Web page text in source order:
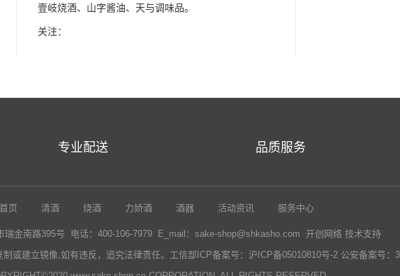
壹岐烧酒、山字酱油、天与调味品。
关注：
专业配送 品质服务
页 清酒 烧酒 力娇酒 酒器 活动资讯 服务中心
瑞金南路395号 电话：400-106-7979 E_mail：sake-shop@shkasho.com 开创网络技术支持
或建立镜像,如有违反，追究法律责任。 工信部ICP备案号：沪ICP备05010810号-2 公安备案号：